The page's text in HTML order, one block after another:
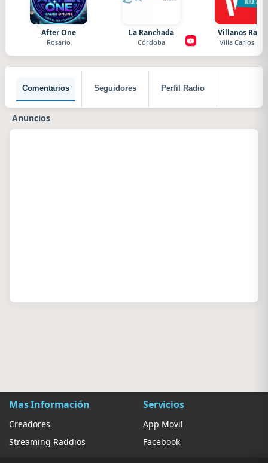
After One
Rosario
La Ranchada
Córdoba
Villanos
Villa Carlos Paz
Comentarios Seguidores Perfil Radio
Anuncios
Mas Información
Creadores
Streaming Raddios
Servicios
App Movil
Facebook